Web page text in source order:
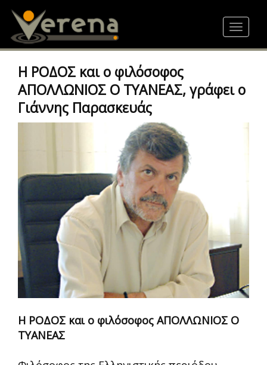
content
Toggle
Η ΡΟΔΟΣ και ο φιλόσοφος
ΑΠΟΛΛΩΝΙΟΣ Ο ΤΥΑΝΕΑΣ, γράφει ο
Γιάννης Παρασκευάς
Η ΡΟΔΟΣ και ο φιλόσοφος ΑΠΟΛΛΩΝΙΟΣ Ο
ΤΥΑΝΕΑΣ